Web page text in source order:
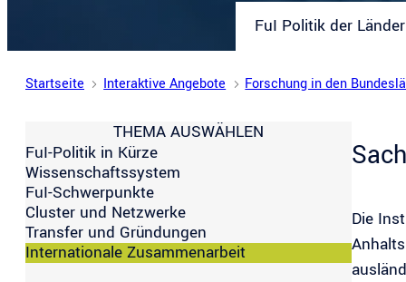
FuI Politik der Länder
Startseite Interaktive Angebote Forschung in den
THEMA AUSWÄHLEN
FuI-Politik in Kürze
Wissenschaftssystem
FuI-Schwerpunkte
Cluster und Netzwerke
Transfer und Gründungen
Internationale Zusammenarbeit
Die